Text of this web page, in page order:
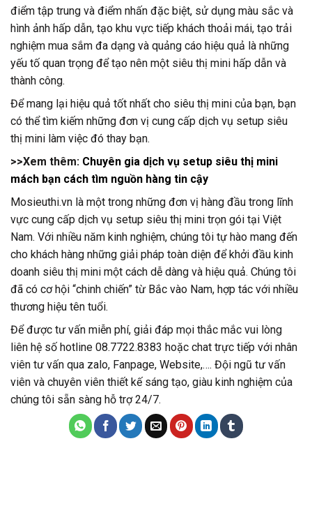
điểm tập trung và điểm nhấn đặc biệt, sử dụng màu sắc và
hình ảnh hấp dẫn, tạo khu vực tiếp khách thoải mái, tạo trải
nghiệm mua sắm đa dạng và quảng cáo hiệu quả là những
yếu tố quan trọng để tạo nên một siêu thị mini hấp dẫn và
thành công.
Để mang lại hiệu quả tốt nhất cho siêu thị mini của bạn, bạn
có thể tìm kiếm những đơn vị cung cấp dịch vụ setup siêu
thị mini làm việc đó thay bạn.
>>Xem thêm: Chuyên gia dịch vụ setup siêu thị mini
mách bạn cách tìm nguồn hàng tin cậy
Mosieuthi.vn là một trong những đơn vị hàng đầu trong lĩnh
vực cung cấp dịch vụ setup siêu thị mini trọn gói tại Việt
Nam. Với nhiều năm kinh nghiệm, chúng tôi tự hào mang đến
cho khách hàng những giải pháp toàn diện để khởi đầu kinh
doanh siêu thị mini một cách dễ dàng và hiệu quả. Chúng tôi
đã có cơ hội “chinh chiến” từ Bắc vào Nam, hợp tác với nhiều
thương hiệu tên tuổi.
Để được tư vấn miễn phí, giải đáp mọi thắc mắc vui lòng
liên hệ số hotline 08.7722.8383 hoặc chat trực tiếp với nhân
viên tư vấn qua zalo, Fanpage, Website,…. Đội ngũ tư vấn
viên và chuyên viên thiết kế sáng tạo, giàu kinh nghiệm của
chúng tôi sẵn sàng hỗ trợ 24/7.